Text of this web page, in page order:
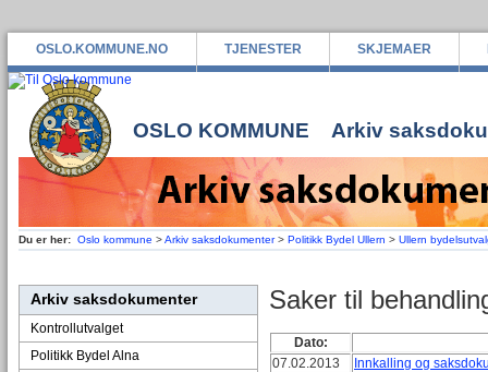
OSLO.KOMMUNE.NO TJENESTER SKJEMAER
OSLO KOMMUNE Arkiv
Du er her: Oslo kommune >Arkiv saksdokumenter> Politikk Bydel Ullern > Ullern
Arkiv saksdokumenter
Kontrollutvalget
Politikk Bydel Alna
Saker til
Dato:
07.02.2013
Innkalling og